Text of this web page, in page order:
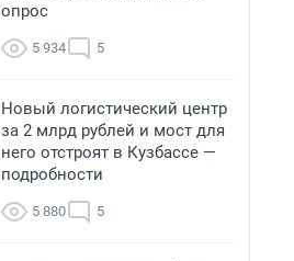
опрос
5 934 5
Новый логистический центр
за 2 млрд рублей и мост для
него отстроят в Кузбассе —
подробности
5 880 5